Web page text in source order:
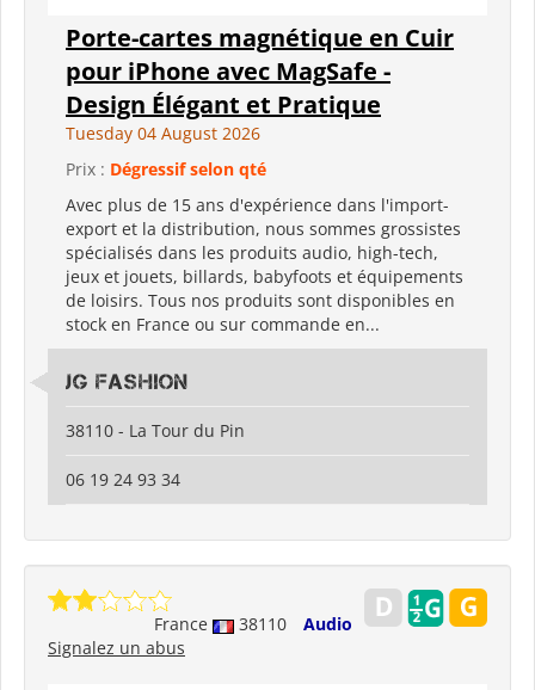
Porte-cartes magnétique en Cuir
pour iPhone avec MagSafe -
Design Élégant et Pratique
Tuesday 04 August 2026
Prix : Dégressif selon qté
Avec plus de 15 ans d'expérience dans l'import-
export et la distribution, nous sommes grossistes
spécialisés dans les produits audio, high-tech,
jeux et jouets, billards, babyfoots et équipements
de loisirs. Tous nos produits sont disponibles en
stock en France ou sur commande en...
JG Fashion
38110 - La Tour du Pin
06 19 24 93 34
France 38110
Audio
Signalez un abus